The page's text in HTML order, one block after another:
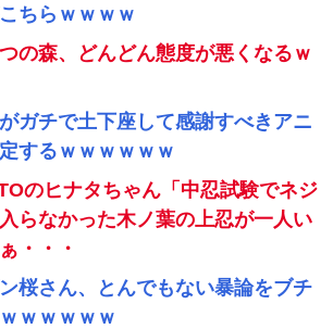
ちらｗｗｗｗ
の森、どんどん態度が悪くなるｗ
ガチで土下座して感謝すべきアニ
するｗｗｗｗｗｗ
のヒナタちゃん「中忍試験でネジ
らなかった木ノ葉の上忍が一人い
・・・
桜さん、とんでもない暴論をブチ
ｗｗｗｗｗ